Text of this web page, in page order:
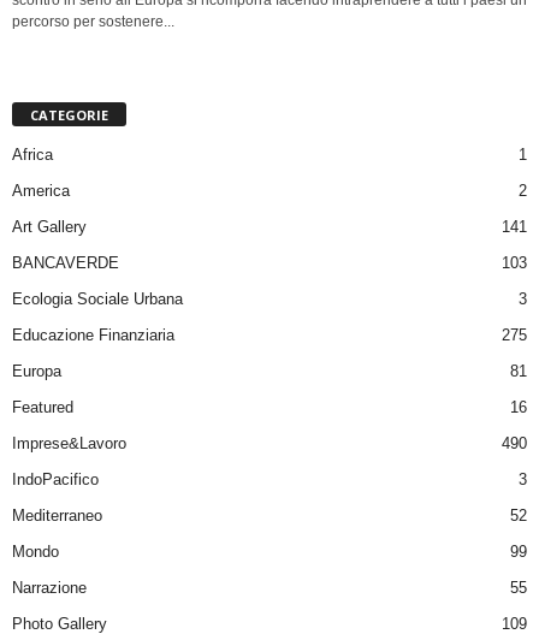
percorso per sostenere...
CATEGORIE
Africa
1
America
2
Art Gallery
141
BANCAVERDE
103
Ecologia Sociale Urbana
3
Educazione Finanziaria
275
Europa
81
Featured
16
Imprese&Lavoro
490
IndoPacifico
3
Mediterraneo
52
Mondo
99
Narrazione
55
Photo Gallery
109